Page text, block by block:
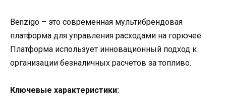
Benzigo – это современная мультибрендовая
платформа для управления расходами на горючее.
Платформа использует инновационный подход к
организации безналичных расчетов за топливо.
Ключевые характеристики: